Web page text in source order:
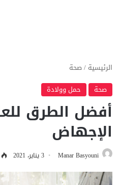
الرئيسية /صحة
صحة
حمل وولادة
أفضل الطرق
الإجهاض
Manar Basyouni 3 يناير، 2021